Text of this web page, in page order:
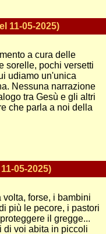
11-05-2025)
a cura delle
sorelle, pochi versetti
udiamo un'unica
Nessuna narrazione
tra Gesù e gli altri
che parla a noi della
05-2025)
forse, i bambini
più le pecore, i pastori
il gregge...
di voi abita in piccoli